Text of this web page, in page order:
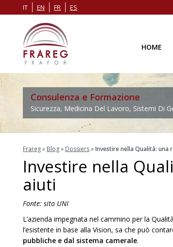
IT EN FR ES
HOME
Consulenza e Formazione
Sicurezza, Medicina Del Lavoro, Sistemi Di
Frareg» Blog» Dossiers»Investire nella Qualità: una
Investire nella
aiuti
Fonte: sito UNI
L’azienda impegnata nel cammino per la
l’esistente in base alla Vision, sa che può
pubbliche e dal sistema camerale.